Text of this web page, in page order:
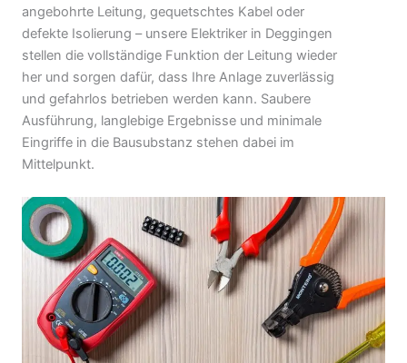
angebohrte Leitung, gequetschtes Kabel oder
defekte Isolierung – unsere Elektriker in Deggingen
stellen die vollständige Funktion der Leitung wieder
her und sorgen dafür, dass Ihre Anlage zuverlässig
und gefahrlos betrieben werden kann. Saubere
Ausführung, langlebige Ergebnisse und minimale
Eingriffe in die Bausubstanz stehen dabei im
Mittelpunkt.